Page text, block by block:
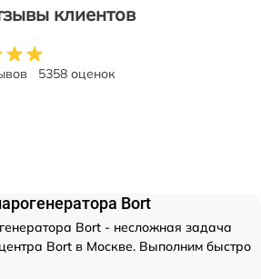
клиентов
5358 оценок
Bort
Bort - несложная задача
Bort в Москве. Выполним быстро